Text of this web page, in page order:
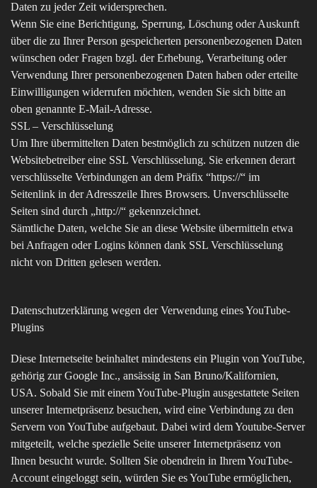
Daten zu jeder Zeit widersprechen.
Wenn Sie eine Berichtigung, Sperrung, Löschung oder Auskunft
über die zu Ihrer Person gespeicherten personenbezogenen Daten
wünschen oder Fragen bzgl. der Erhebung, Verarbeitung oder
Verwendung Ihrer personenbezogenen Daten haben oder erteilte
Einwilligungen widerrufen möchten, wenden Sie sich bitte an
oben genannte E-Mail-Adresse.
SSL – Verschlüsselung
Um Ihre übermittelten Daten bestmöglich zu schützen nutzen die
Websitebetreiber eine SSL Verschlüsselung. Sie erkennen derart
verschlüsselte Verbindungen an dem Präfix “https://“ im
Seitenlink in der Adresszeile Ihres Browsers. Unverschlüsselte
Seiten sind durch „http://“ gekennzeichnet.
Sämtliche Daten, welche Sie an diese Website übermitteln etwa
bei Anfragen oder Logins können dank SSL Verschlüsselung
nicht von Dritten gelesen werden.
Datenschutzerklärung wegen der Verwendung eines YouTube-
Plugins
Diese Internetseite beinhaltet mindestens ein Plugin von YouTube,
gehörig zur Google Inc., ansässig in San Bruno/Kalifornien,
USA. Sobald Sie mit einem YouTube-Plugin ausgestattete Seiten
unserer Internetpräsenz besuchen, wird eine Verbindung zu den
Servern von YouTube aufgebaut. Dabei wird dem Youtube-Server
mitgeteilt, welche spezielle Seite unserer Internetpräsenz von
Ihnen besucht wurde. Sollten Sie obendrein in Ihrem YouTube-
Account eingeloggt sein, würden Sie es YouTube ermöglichen,